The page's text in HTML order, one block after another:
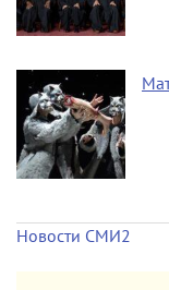
Новости СМИ2